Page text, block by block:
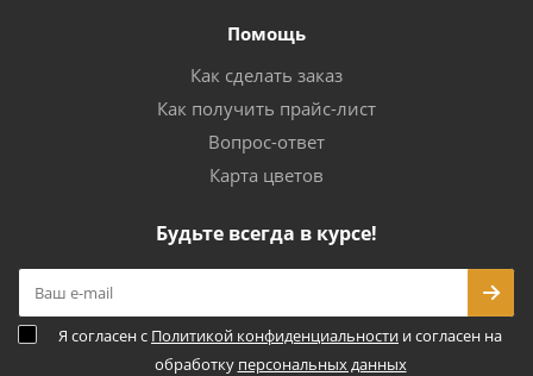
Помощь
Как сделать заказ
Как получить прайс-лист
Вопрос-ответ
Карта цветов
Будьте всегда в курсе!
Я согласен с Политикой конфиденциальности и согласен на
обработку персональных данных